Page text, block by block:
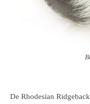
De Rhodesian